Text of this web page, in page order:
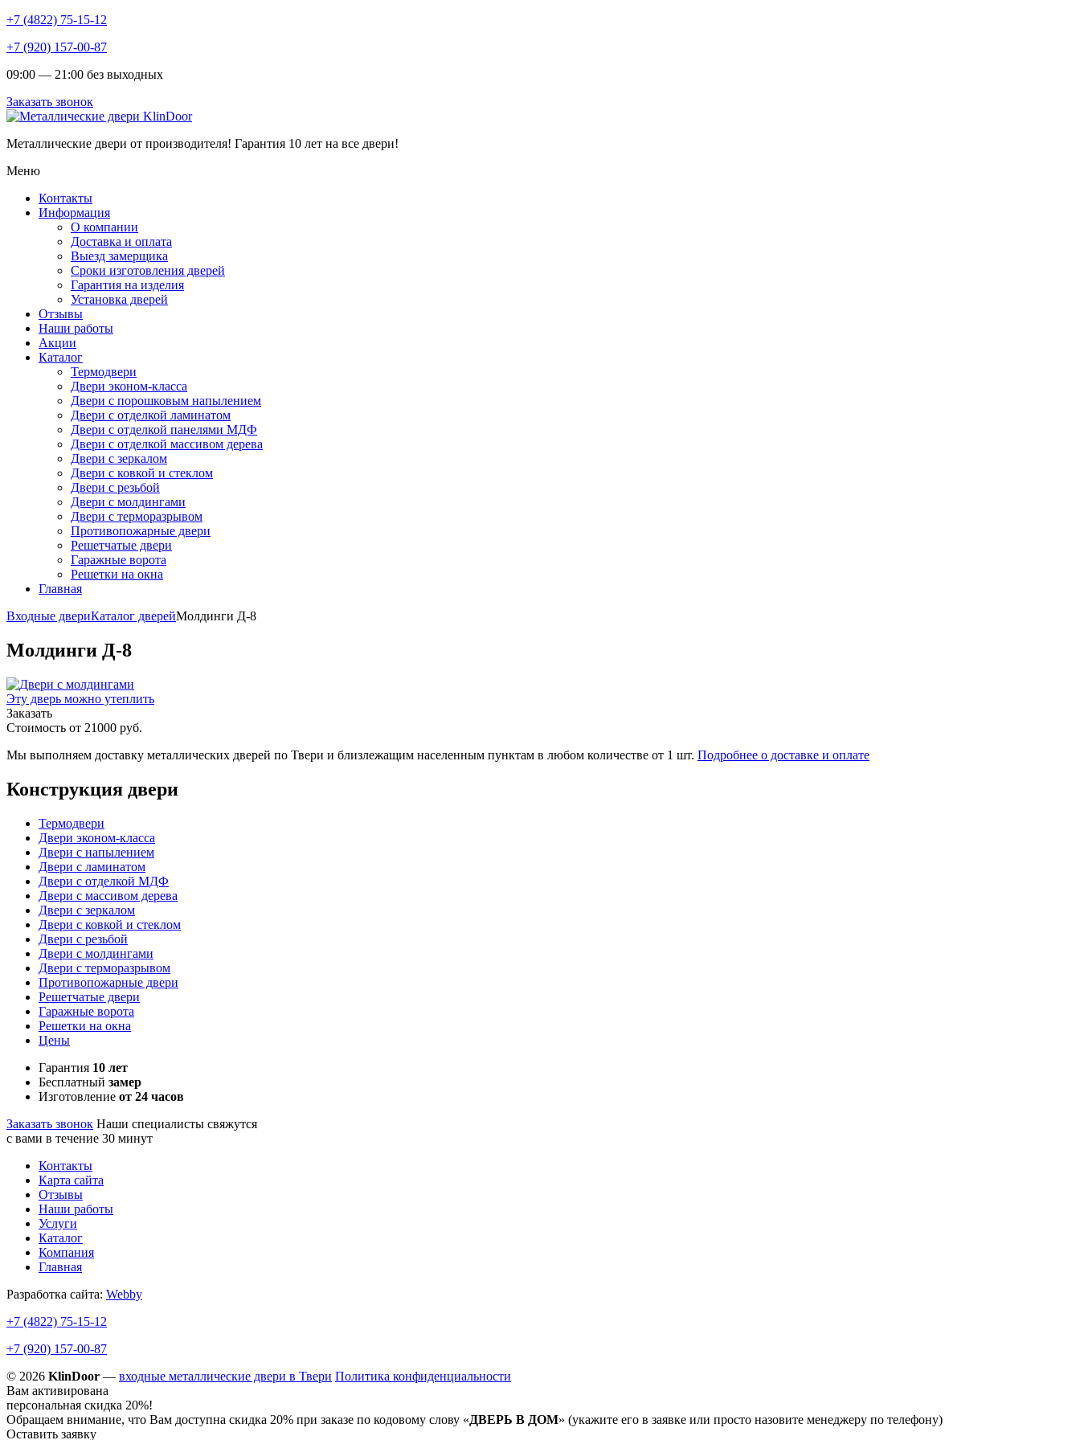
+7 (4822) 75-15-12
+7 (920) 157-00-87
09:00 — 21:00 без выходных
Заказать звонок
Металлические двери от производителя! Гарантия 10 лет на все двери!
Меню
Контакты
Информация
О компании
Доставка и оплата
Выезд замерщика
Сроки изготовления дверей
Гарантия на изделия
Установка дверей
Отзывы
Наши работы
Акции
Каталог
Термодвери
Двери эконом-класса
Двери с порошковым напылением
Двери с отделкой ламинатом
Двери с отделкой панелями МДФ
Двери с отделкой массивом дерева
Двери с зеркалом
Двери с ковкой и стеклом
Двери с резьбой
Двери с молдингами
Двери с терморазрывом
Противопожарные двери
Решетчатые двери
Гаражные ворота
Решетки на окна
Главная
Входные двериКаталог дверейМолдинги Д-8
Молдинги Д-8
Эту дверь можно утеплить
Заказать
Стоимость от 21000 руб.
Мы выполняем доставку металлических дверей по Твери и близлежащим населенным пунктам в любом количестве от 1 шт. Подробнее о доставке и оплате
Конструкция двери
Термодвери
Двери эконом-класса
Двери с напылением
Двери с ламинатом
Двери с отделкой МДФ
Двери с массивом дерева
Двери с зеркалом
Двери с ковкой и стеклом
Двери с резьбой
Двери с молдингами
Двери с терморазрывом
Противопожарные двери
Решетчатые двери
Гаражные ворота
Решетки на окна
Цены
Гарантия 10 лет
Бесплатный замер
Изготовление от 24 часов
Заказать звонок Наши специалисты свяжутся
с вами в течение 30 минут
Контакты
Карта сайта
Отзывы
Наши работы
Услуги
Каталог
Компания
Главная
Разработка сайта: Webby
+7 (4822) 75-15-12
+7 (920) 157-00-87
© 2026 KlinDoor — входные металлические двери в Твери Политика конфиденциальности
Вам активирована
персональная скидка 20%!
Обращаем внимание, что Вам доступна скидка 20% при заказе по кодовому слову «ДВЕРЬ В ДОМ» (укажите его в заявке или просто назовите менеджеру по телефону)
Оставить заявку